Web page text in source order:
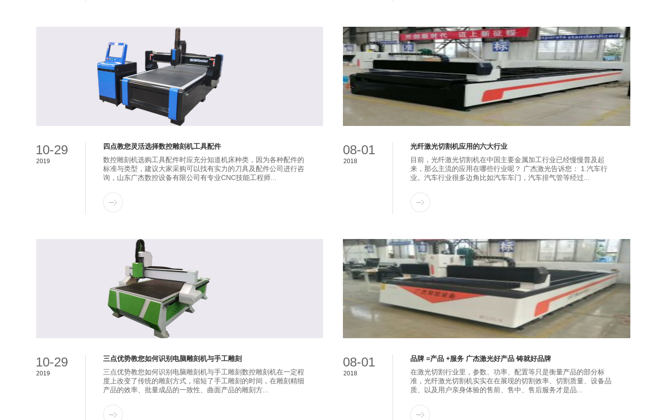
10-29
2019
四点教您灵活选择数控雕刻机工具配件
数控雕刻机选购工具配件时应充分知道机床种类，因为各种配件的
标准与类型，建议大家采购可以找有实力的刀具及配件公司进行咨
询，山东广杰数控设备有限公司有专业CNC技能工程师...
08-01
2018
光纤激光切割机应用的六大行业
目前，光纤激光切割机在中国主要金属加工行业已经慢慢普及起
来，那么主流的应用在哪些行业呢？ 广杰激光告诉您： 1.汽车行
业。汽车行业很多边角比如汽车车门，汽车排气管等经过...
10-29
2019
三点优势教您如何识别电脑雕刻机与手工雕刻
三点优势教您如何识别电脑雕刻机与手工雕刻数控雕刻机在一定程
度上改变了传统的雕刻方式，缩短了手工雕刻的时间，在雕刻精细
产品的效率、批量成品的一致性、曲面产品的雕刻方...
08-01
2018
品牌 =产品 +服务 广杰激光好产品 铸就好品牌
在激光切割行业里，参数、功率、配置等只是衡量产品的部分标
准，光纤激光切割机实实在在展现的切割效率、切割质量、设备品
质、以及用户亲身体验的售前、售中、售后服务才是品...